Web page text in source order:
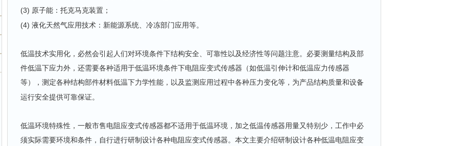
(3) 原子能：托克马克装置；
(4) 液化天然气应用技术：新能源系统、冷冻部门应用等。
低温技术实用化，必然会引起人们对环境条件下结构安全、可靠性以及经济性等问题注意。必要测量结构及部
件低温下应力外，还需要各种适用于低温环境条件下电阻应变式传感器（如低温引伸计和低温应力传感器
等），测定各种结构部件材料低温下力学性能，以及监测应用过程中各种压力变化等，为产品结构质量和设备
运行安全提供可靠保证。
低温环境特殊性，一般市售电阻应变式传感器都不适用于低温环境，加之低温传感器用量又特别少，工作中必
须实际需要环境和条件，自行进行研制设计各种电阻应变式传感器。本文主要介绍研制设计各种低温电阻应变